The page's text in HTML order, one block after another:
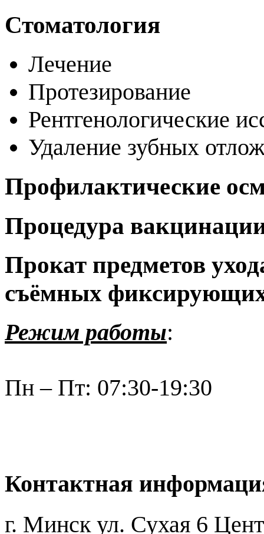
Стоматология
Лечение
Протезирование
Рентгенологические
Удаление зубных
Профилактические
Процедура
Прокат предметов
съёмных
Режим работы:
Пн – Пт: 07:30-19:30
Контактная
г. Минск ул. Сухая 6